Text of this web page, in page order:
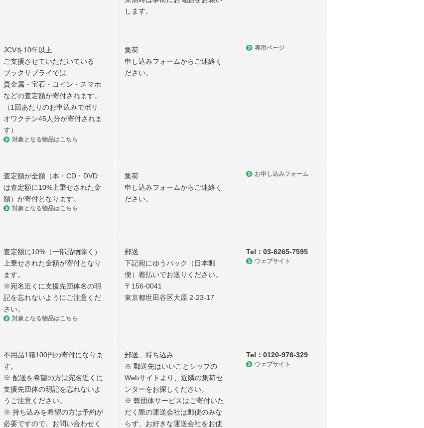
します。
JCVを10年以上
ご支援させていただいている
ブックサプライでは、
貴金属・宝石・コイン・スマホ
などの査定額が寄付されます。
（1回あたりのお申込みでポリ
オワクチン45人分が寄付されま
す）
対象となる物品はこちら
集荷
申し込みフォームからご連絡く
ださい。
専用ページ
査定額が全額（本・CD・DVD
は査定額に10%上乗せされた金
額）が寄付となります。
対象となる物品はこちら
集荷
申し込みフォームからご連絡く
ださい。
お申し込みフォーム
査定額に10%（一部品物除く）
上乗せされた金額が寄付となり
ます。
※宛名近くに支援先団体名の明
記を忘れないようにご注意くだ
さい。
対象となる物品はこちら
郵送
下記宛にゆうパック（日本郵
便）着払いでお送りください。
〒156-0041
東京都世田谷区大原 2-23-17
Tel：03-6265-7595
ウェブサイト
不用品1箱100円の寄付になりま
す。
※ 配送を希望の方は宛名近くに
支援先団体の明記を忘れないよ
うご注意ください。
※ 持ち込みを希望の方は予約が
必要ですので、お問い合わせく
郵送、持ち込み
※ 郵送先はいいことシップの
Webサイトより、近隣の集荷セ
ンターをお探しください。
※ 弊団体サービスはご寄付いた
だく際の運送会社は郵便のみな
らず、お好きな運送会社をお使
Tel：0120-976-329
ウェブサイト